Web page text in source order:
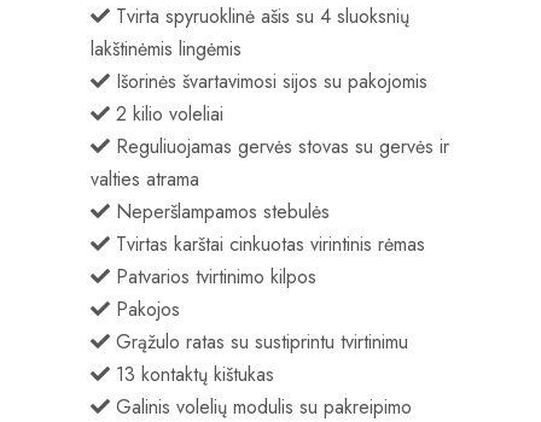
Tvirta spyruoklinė ašis su 4 sluoksnių
lakštinėmis lingėmis
Išorinės švartavimosi sijos su pakojomis
2 kilio voleliai
Reguliuojamas gervės stovas su gervės ir
valties atrama
Neperšlampamos stebulės
Tvirtas karštai cinkuotas virintinis rėmas
Patvarios tvirtinimo kilpos
Pakojos
Grąžulo ratas su sustiprintu tvirtinimu
13 kontaktų kištukas
Galinis volelių modulis su pakreipimo